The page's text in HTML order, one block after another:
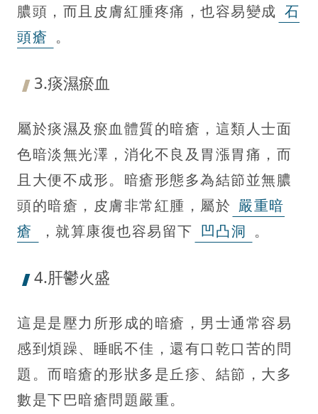
膿頭，而且皮膚紅腫疼痛，也容易變成 石
頭瘡 。
3.痰濕瘀血
屬於痰濕及瘀血體質的暗瘡，這類人士面
色暗淡無光澤，消化不良及胃漲胃痛，而
且大便不成形。暗瘡形態多為結節並無膿
頭的暗瘡，皮膚非常紅腫，屬於 嚴重暗
瘡
，就算康復也容易留下 凹凸洞 。
4.肝鬱火盛
這是是壓力所形成的暗瘡，男士通常容易
感到煩躁、睡眠不佳，還有口乾口苦的問
題。而暗瘡的形狀多是丘疹、結節，大多
數是下巴暗瘡問題嚴重。